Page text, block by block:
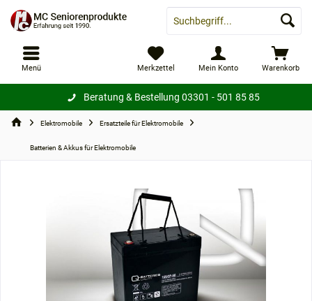
Beratung & Bestellung 03301 - 501 85 85
Warenkorb
Merkzettel Mein Konto
Menü
Elektromobile Ersatzteile für Elektromobile
Batterien & Akkus für Elektromobile